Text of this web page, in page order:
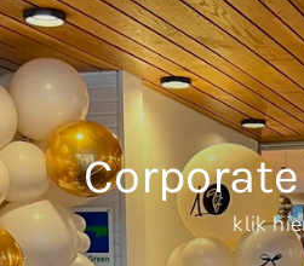
klik